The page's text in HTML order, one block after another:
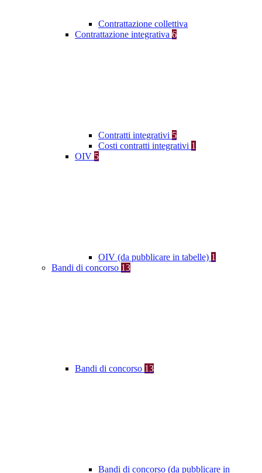
Contrattazione collettiva
Contrattazione integrativa 6
Contratti integrativi 5
Costi contratti integrativi 1
OIV 5
OIV (da pubblicare in tabelle) 1
Bandi di concorso 13
Bandi di concorso 13
Bandi di concorso (da pubblicare in